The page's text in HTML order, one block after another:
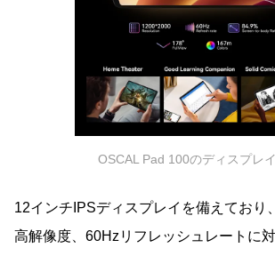
OSCAL Pad 100のディスプレ
12インチIPSディスプレイを備えており
高解像度、60Hzリフレッシュレートに